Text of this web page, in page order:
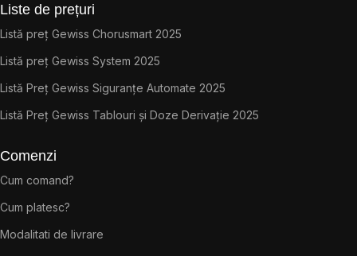
Liste de prețuri
Listă preț Gewiss Chorusmart 2025
Listă preț Gewiss System 2025
Listă Preț Gewiss Siguranțe Automate 2025
Listă Preț Gewiss Tablouri și Doze Derivație 2025
Comenzi
Cum comand?
Cum platesc?
Modalitati de livrare